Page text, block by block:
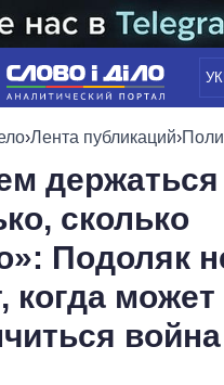
НОВОСТИ
ПОЛИТИКА
ЭКОНОМИКА
ОБЩЕСТВО
МИР
ОБЕЩАНИЯ
ПОЛИТИКИ
И ОФИС
РАДА
ИНФОГРАФИКА
ВИДЕО
›Лента публикаций›
держаться
сколько
Подоляк
когда может
война